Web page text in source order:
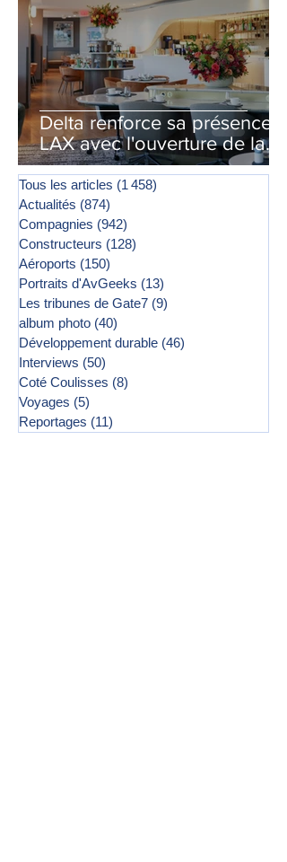
Delta renforce sa présence à
LAX avec l'ouverture de la
première phase d'un second
salon Delta One
Tous les articles (1 458)
Actualités (874)
Compagnies (942)
Constructeurs (128)
Aéroports (150)
Portraits d'AvGeeks (13)
Les tribunes de Gate7 (9)
album photo (40)
Développement durable (46)
Interviews (50)
Coté Coulisses (8)
Voyages (5)
Reportages (11)